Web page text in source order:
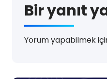
Bir yanıt
Yorum yapabilmek